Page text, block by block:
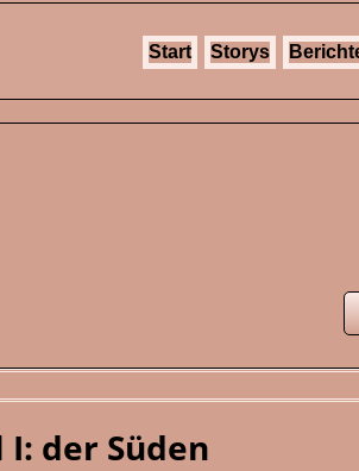
Start Storys
der Süden